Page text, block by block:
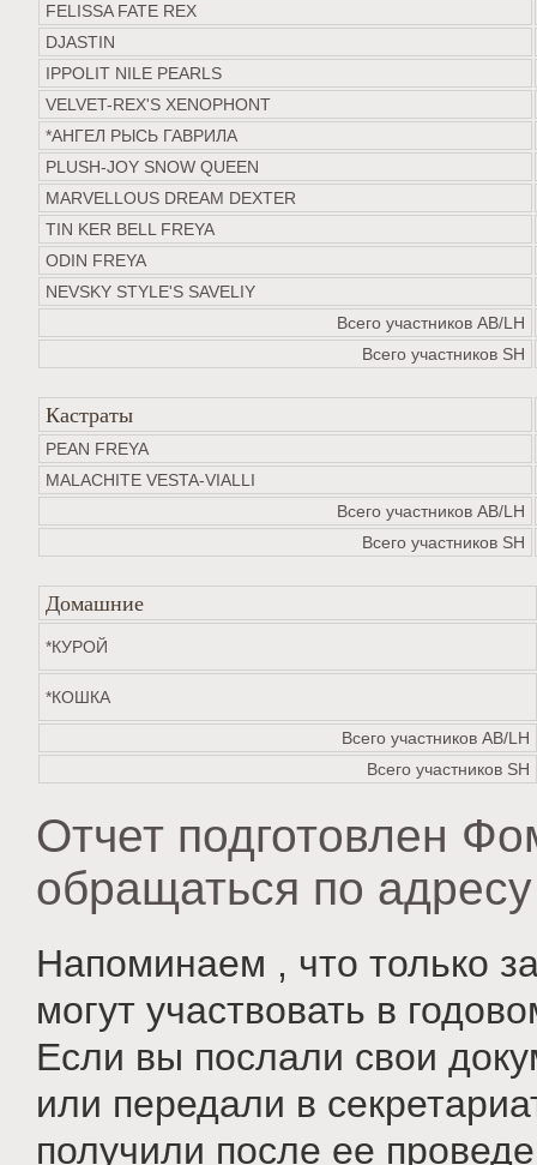
FELISSA FATE REX
DJASTIN
IPPOLIT NILE PEARLS
VELVET-REX'S XENOРHONT
*АНГЕЛ РЫСЬ ГАВРИЛА
PLUSH-JOY SNOW QUEEN
MARVELLOUS DREAM DEXTER
TIN KER BELL FREYA
ODIN FREYA
NEVSKY STYLE'S SAVELIY
Всего участников AB/LH
Всего участников SH
Кастраты
PEAN FREYA
MALACHITE VESTA-VIALLI
Всего участников AB/LH
Всего участников SH
Домашние
*КУРОЙ
*КОШКА
Всего участников AB/LH
Всего участников SH
Отчет подготовлен
обращаться по
Напоминаем , что только
могут участвовать в
Если вы послали свои
или передали в
получили после ее